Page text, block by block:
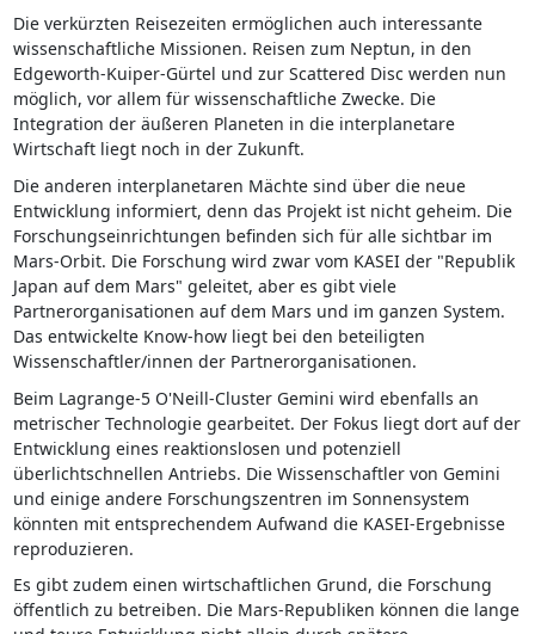
Die verkürzten Reisezeiten ermöglichen auch interessante
wissenschaftliche Missionen. Reisen zum Neptun, in den
Edgeworth-Kuiper-Gürtel und zur Scattered Disc werden nun
möglich, vor allem für wissenschaftliche Zwecke. Die
Integration der äußeren Planeten in die interplanetare
Wirtschaft liegt noch in der Zukunft.
Die anderen interplanetaren Mächte sind über die neue
Entwicklung informiert, denn das Projekt ist nicht geheim. Die
Forschungseinrichtungen befinden sich für alle sichtbar im
Mars-Orbit. Die Forschung wird zwar vom KASEI der "Republik
Japan auf dem Mars" geleitet, aber es gibt viele
Partnerorganisationen auf dem Mars und im ganzen System.
Das entwickelte Know-how liegt bei den beteiligten
Wissenschaftler/innen der Partnerorganisationen.
Beim Lagrange-5 O'Neill-Cluster Gemini wird ebenfalls an
metrischer Technologie gearbeitet. Der Fokus liegt dort auf der
Entwicklung eines reaktionslosen und potenziell
überlichtschnellen Antriebs. Die Wissenschaftler von Gemini
und einige andere Forschungszentren im Sonnensystem
könnten mit entsprechendem Aufwand die KASEI-Ergebnisse
reproduzieren.
Es gibt zudem einen wirtschaftlichen Grund, die Forschung
öffentlich zu betreiben. Die Mars-Republiken können die lange